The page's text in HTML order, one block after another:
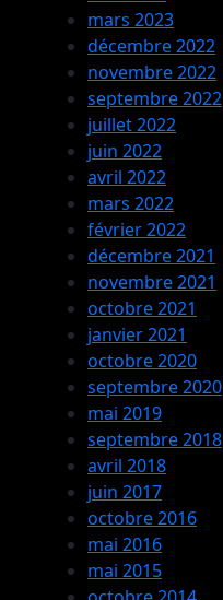
mars 2023
décembre 2022
novembre 2022
septembre 2022
juillet 2022
juin 2022
avril 2022
mars 2022
février 2022
décembre 2021
novembre 2021
octobre 2021
janvier 2021
octobre 2020
septembre 2020
mai 2019
septembre 2018
avril 2018
juin 2017
octobre 2016
mai 2016
mai 2015